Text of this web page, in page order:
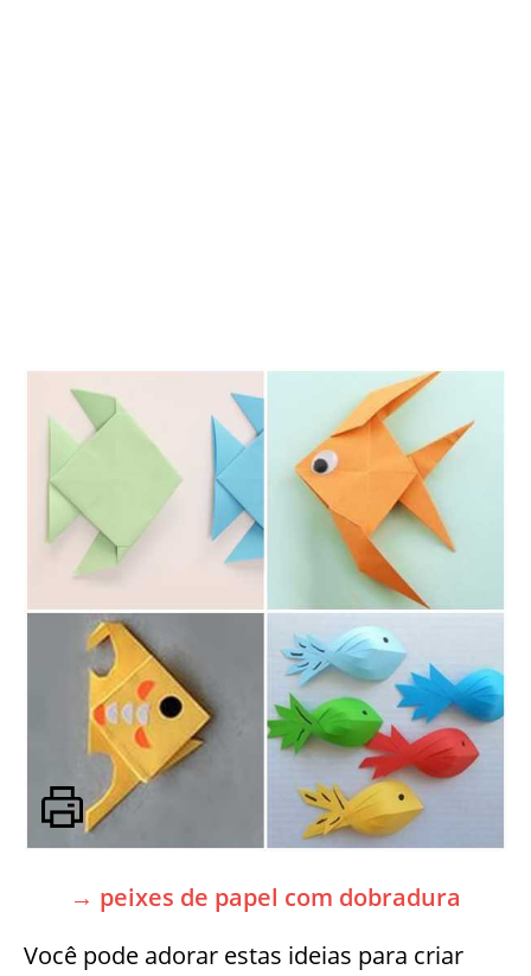
→ peixes de papel com dobradura
Você pode adorar estas ideias para criar